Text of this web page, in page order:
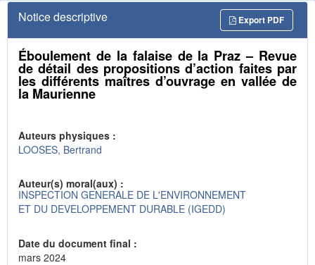
Notice descriptive Export PDF
Éboulement de la falaise de la Praz – Revue
de détail des propositions d’action faites par
les différents maîtres d’ouvrage en vallée de
la Maurienne
Auteurs physiques :
LOOSES, Bertrand
Auteur(s) moral(aux) :
INSPECTION GENERALE DE L'ENVIRONNEMENT
ET DU DEVELOPPEMENT DURABLE (IGEDD)
Date du document final :
mars 2024